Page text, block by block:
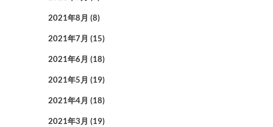
2021年8月 (8)
2021年7月 (15)
2021年6月 (18)
2021年5月 (19)
2021年4月 (18)
2021年3月 (19)